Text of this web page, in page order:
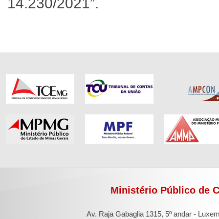
14.230/2021”.
Ministério Público de
Av. Raja Gabaglia 1315, 5º andar -